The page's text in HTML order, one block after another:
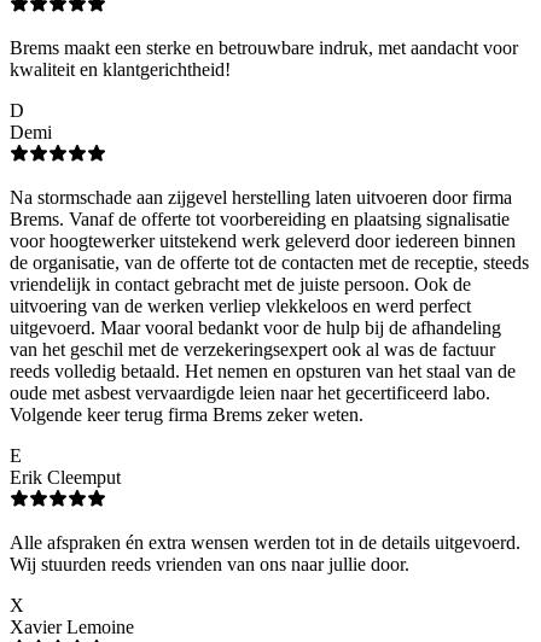
Brems maakt een sterke en betrouwbare indruk, met aandacht voor
kwaliteit en klantgerichtheid!
D
Demi
Na stormschade aan zijgevel herstelling laten uitvoeren door firma
Brems. Vanaf de offerte tot voorbereiding en plaatsing signalisatie
voor hoogtewerker uitstekend werk geleverd door iedereen binnen
de organisatie, van de offerte tot de contacten met de receptie, steeds
vriendelijk in contact gebracht met de juiste persoon. Ook de
uitvoering van de werken verliep vlekkeloos en werd perfect
uitgevoerd. Maar vooral bedankt voor de hulp bij de afhandeling
van het geschil met de verzekeringsexpert ook al was de factuur
reeds volledig betaald. Het nemen en opsturen van het staal van de
oude met asbest vervaardigde leien naar het gecertificeerd labo.
Volgende keer terug firma Brems zeker weten.
E
Erik Cleemput
Alle afspraken én extra wensen werden tot in de details uitgevoerd.
Wij stuurden reeds vrienden van ons naar jullie door.
X
Xavier Lemoine